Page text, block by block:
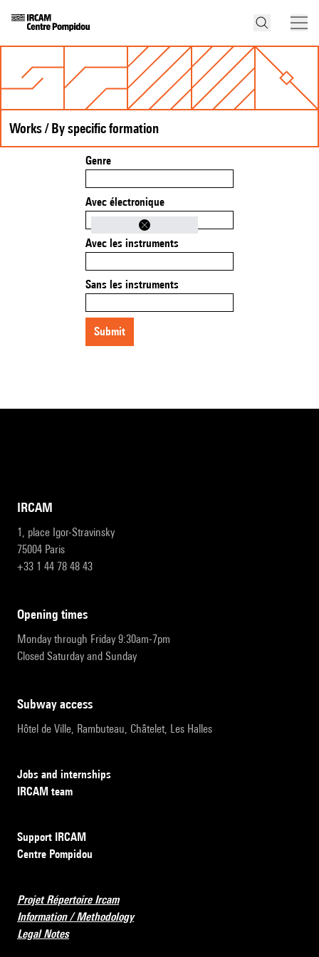
Works / By specific formation
Genre
Avec électronique
Avec les instruments
Sans les instruments
submit
IRCAM
1, place Igor-Stravinsky
75004 Paris
+33 1 44 78 48 43
opening times
Monday through Friday 9:30am-7pm
Closed Saturday and Sunday
subway access
Hôtel de Ville, Rambuteau, Châtelet, Les Halles
Jobs and internships
IRCAM team
Support IRCAM
Centre Pompidou
Projet Répertoire Ircam
Information / Methodology
Legal Notes